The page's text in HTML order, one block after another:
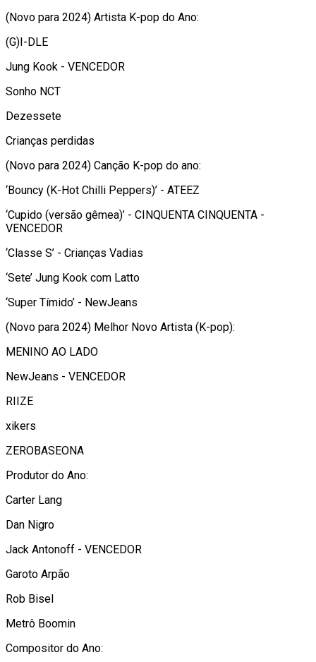
(Novo para 2024) Artista K-pop do Ano:
(G)I-DLE
Jung Kook - VENCEDOR
Sonho NCT
Dezessete
Crianças perdidas
(Novo para 2024) Canção K-pop do ano:
‘Bouncy (K-Hot Chilli Peppers)’ - ATEEZ
‘Cupido (versão gêmea)’ - CINQUENTA CINQUENTA -
VENCEDOR
‘Classe S’ - Crianças Vadias
‘Sete’ Jung Kook com Latto
‘Super Tímido’ - NewJeans
(Novo para 2024) Melhor Novo Artista (K-pop):
MENINO AO LADO
NewJeans - VENCEDOR
RIIZE
xikers
ZEROBASEONA
Produtor do Ano:
Carter Lang
Dan Nigro
Jack Antonoff - VENCEDOR
Garoto Arpão
Rob Bisel
Metrô Boomin
Compositor do Ano: